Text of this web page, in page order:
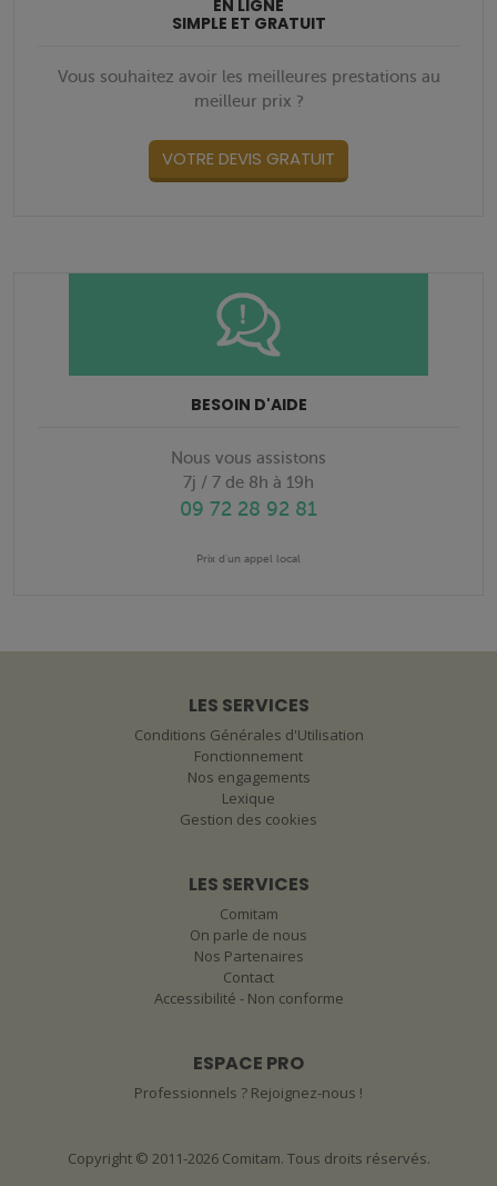
EN LIGNE
SIMPLE ET GRATUIT
Vous souhaitez avoir les meilleures prestations au
meilleur prix ?
VOTRE DEVIS GRATUIT
BESOIN D'AIDE
Nous vous assistons
7j / 7 de 8h à 19h
09 72 28 92 81
Prix d'un appel local
LES SERVICES
Conditions Générales d'Utilisation
Fonctionnement
Nos engagements
Lexique
Gestion des cookies
LES SERVICES
Comitam
On parle de nous
Nos Partenaires
Contact
Accessibilité - Non conforme
ESPACE PRO
Professionnels ? Rejoignez-nous !
Copyright © 2011-2026 Comitam. Tous droits réservés.